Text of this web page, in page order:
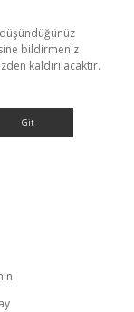
bildirmeniz
kaldırılacaktır.